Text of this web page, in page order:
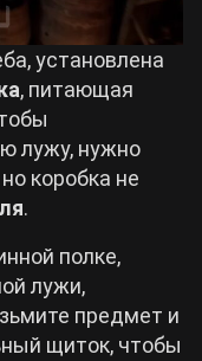
установлена
, питающая
лужу, нужно
коробка не
.
полке,
лужи,
предмет и
щиток, чтобы